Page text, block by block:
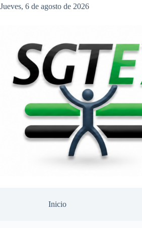
Saltar
Jueves, 6 de agosto de 2026
Inicio